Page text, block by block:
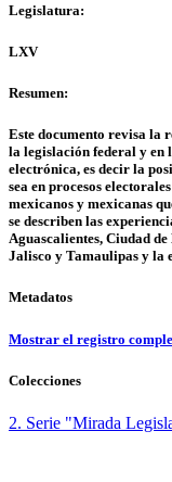
Legislatura:
LXV
Resumen:
Este documento revisa la
la legislación federal y en
electrónica, es decir la
sea en procesos
mexicanos y mexicanas
se describen las
Aguascalientes, Ciudad
Jalisco y Tamaulipas y la
Metadatos
Mostrar el registro
Colecciones
2. Serie "Mirada